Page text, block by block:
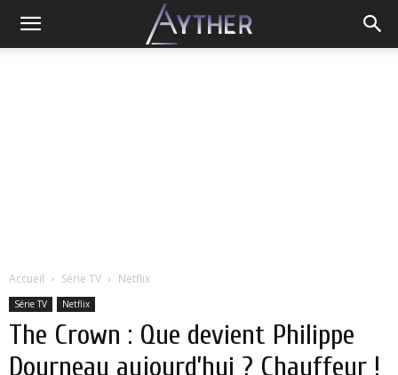
Accueil Série TV Netflix
Série TV Netflix
The Crown : Que devient Philippe
Dourneau aujourd’hui ? Chauffeur !